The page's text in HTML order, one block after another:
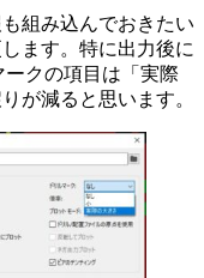
組み込んでおきたい
ます。特に出力後に
クの項目は「実際
が減ると思います。